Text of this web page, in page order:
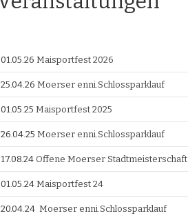
01.05.26Maisportfest 2026
25.04.26Moerser enni.Schlossparklauf
01.05.25Maisportfest 2025
26.04.25Moerser enni.Schlossparklauf
17.08.24 Offene Moerser Stadtmeisterschaft
01.05.24Maisportfest 24
20.04.24Moerser enni.Schlossparklauf